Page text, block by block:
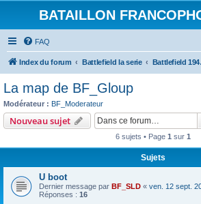
BATAILLON
FAQ
Index du forum Battlefield la serie
La map de BF_Gloup
Modérateur : BF_Moderateur
Nouveau sujet
6 sujets • Page 1 sur 1
Sujets
U boot
Dernier message par BF_SLD « ven. 12 sept.
Réponses : 16